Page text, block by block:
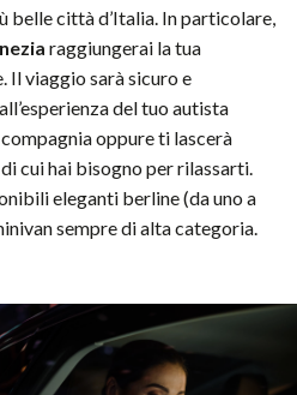
città d’Italia. In particolare,
raggiungerai la tua
Il viaggio sarà sicuro e
del tuo autista
oppure ti lascerà
cui hai bisogno per rilassarti.
eleganti berline (da uno a
sempre di alta categoria.